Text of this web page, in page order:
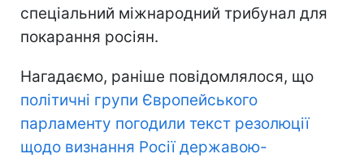
спеціальний міжнародний трибунал для
покарання росіян.
Нагадаємо, раніше повідомлялося, що
політичні групи Європейського
парламенту погодили текст резолюції
щодо визнання Росії державою-